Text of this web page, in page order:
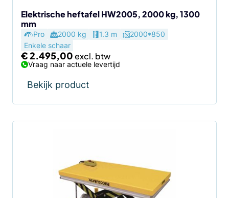
Elektrische heftafel HW2005, 2000 kg, 1300
mm
Pro 2000 kg 1.3 m
2000*850
Enkele schaar
€2.495,00
Vraag naar actuele levertijd
Bekijk product